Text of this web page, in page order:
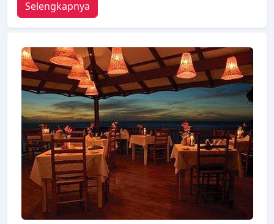
Selengkapnya